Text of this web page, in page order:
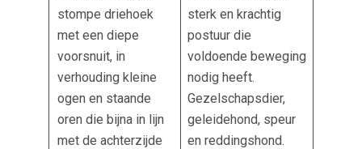
stompe driehoek
met een diepe
voorsnuit, in
verhouding kleine
ogen en staande
oren die bijna in lijn
met de achterzijde
sterk en krachtig
postuur die
voldoende beweging
nodig heeft.
Gezelschapsdier,
geleidehond, speur
en reddingshond.